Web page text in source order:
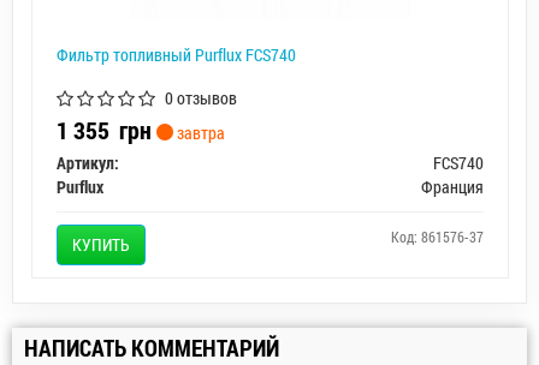
Фильтр топливный Purflux FCS740
0 отзывов
1 355 грн
завтра
Артикул:
FCS740
Purflux
Франция
КУПИТЬ Код: 861576-37
НАПИСАТЬ КОММЕНТАРИЙ